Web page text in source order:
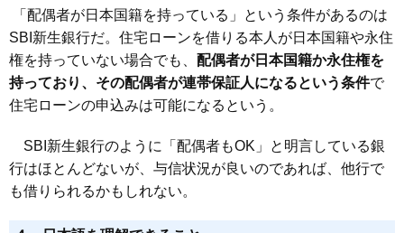
「配偶者が日本国籍を持っている」という条件があるのは
SBI新生銀行だ。住宅ローンを借りる本人が日本国籍や永住
権を持っていない場合でも、 配偶者が日本国籍か永住権を
持っており、その配偶者が連帯保証人になるという条件で
住宅ローンの申込みは可能になるという。
SBI新生銀行のように「配偶者もOK」と明言している銀
行はほとんどないが、与信状況が良いのであれば、他行で
も借りられるかもしれない。